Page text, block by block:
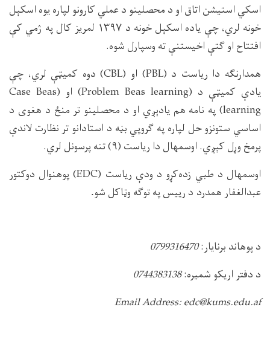
اسکي استیشن اتاق او د محصلینو د عملي کارونو لپاره یوه اسکېل
خونه لري، چې یاده اسکېل خونه د ۱۳۹۷ لمریز کال په ژمي کې
افتتاح او ګتې اخیستنې ته وسپارل شوه.
همدارنګه دا ریاست د (PBL) او (CBL) دوه کمیټې لري، چې
یادې کمیټې د (Problem Beas learning) او (Case Beas
learning) په نامه هم یادېږي او د محصلینو تر منځ د هغوی د
اساسي ستونزو حل لپاره په ګروپي بڼه د استادانو تر نظارت لاندې
پرمخ وړل کېږي. اوسمهال دا ریاست (۹) تنه پرسونل لري.
اوسمهال د طبي زده‌کړو د ودې ریاست (EDC) پوهنوال دوکتور
عبدالغفار همدرد د رییس په توګه وټاکل شو.
د پوهاند برنایار:0799316470
د دفتر اریکو شمیره:0744383138
Email Address: edc@kums.edu.af